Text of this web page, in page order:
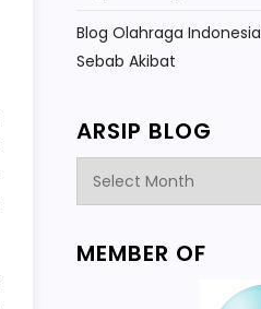
Blog Olahraga Indonesia
Sebab Akibat
ARSIP BLOG
MEMBER OF